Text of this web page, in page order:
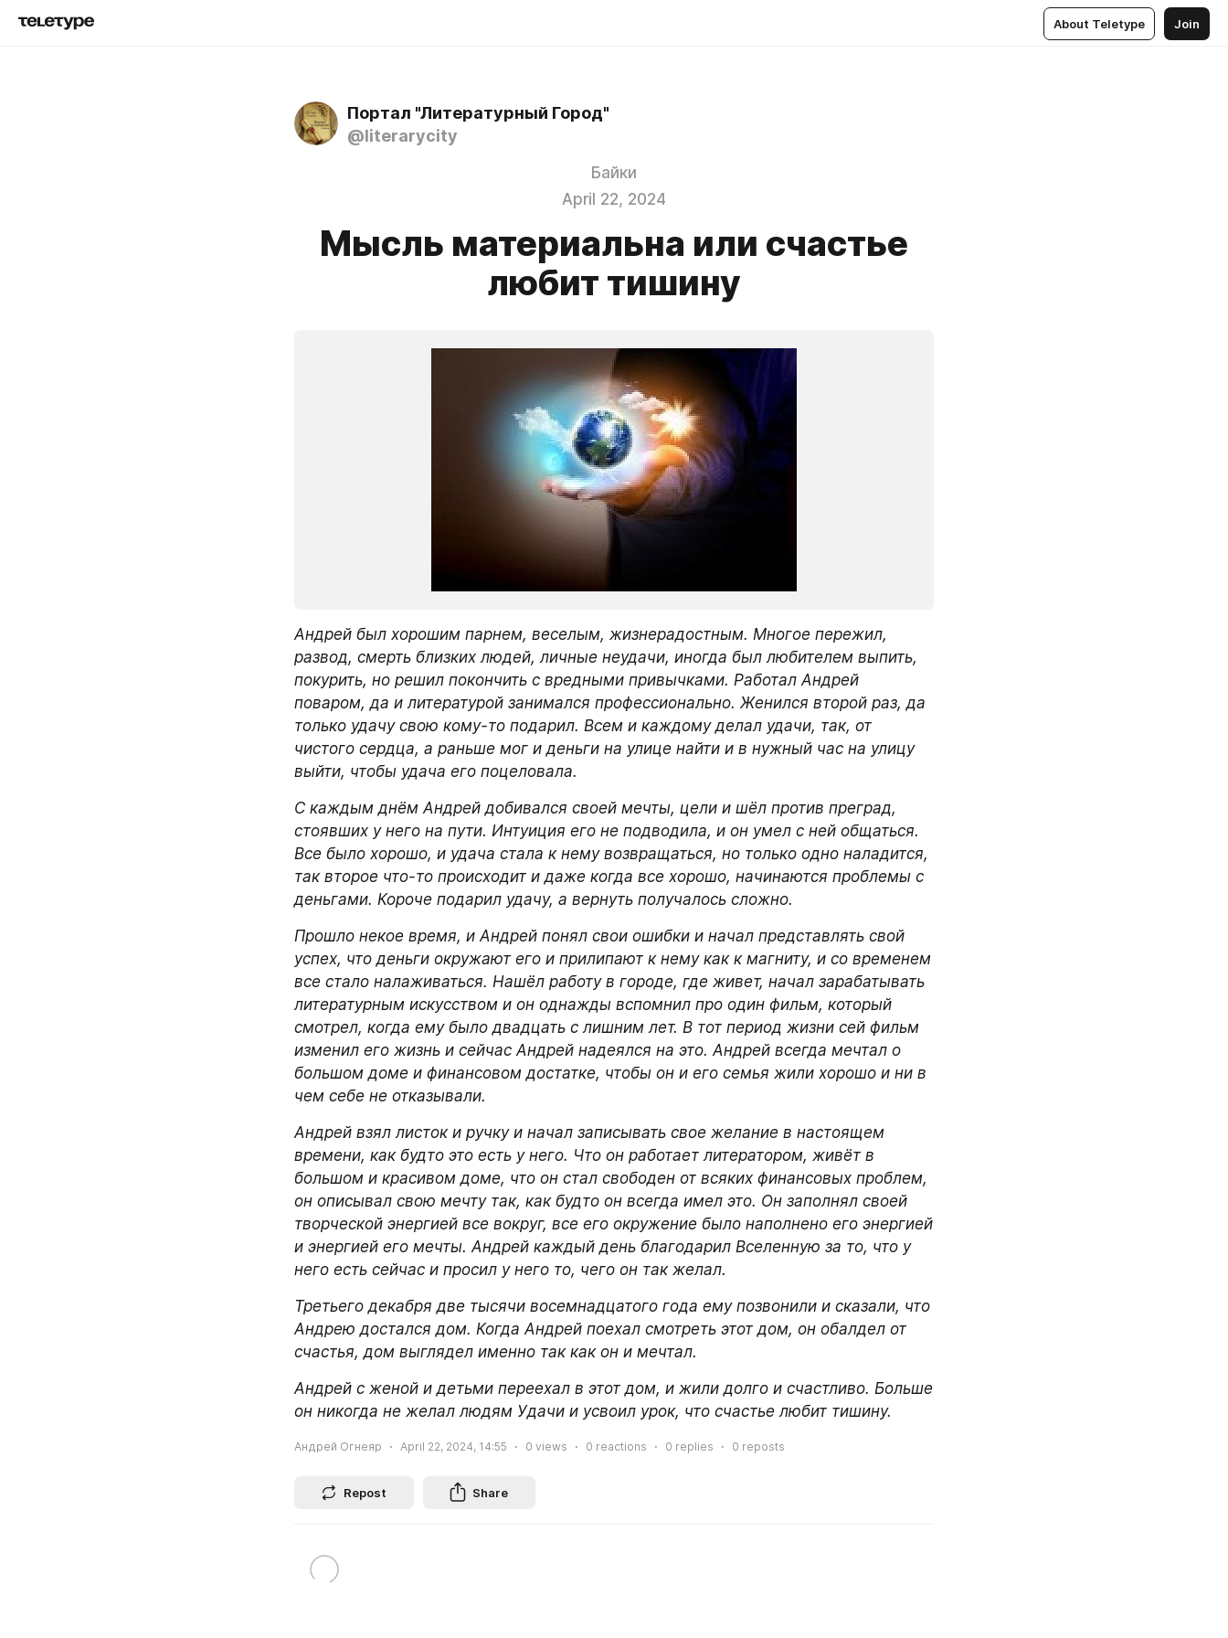
About Teletype Join
Портал "Литературный Город"
@literarycity
Байки
April 22, 2024
Мысль материальна или счастье
любит тишину
Андрей был хорошим парнем, веселым, жизнерадостным. Многое пережил,
развод, смерть близких людей, личные неудачи, иногда был любителем выпить,
покурить, но решил покончить с вредными привычками. Работал Андрей
поваром, да и литературой занимался профессионально. Женился второй раз, да
только удачу свою кому-то подарил. Всем и каждому делал удачи, так, от
чистого сердца, а раньше мог и деньги на улице найти и в нужный час на улицу
выйти, чтобы удача его поцеловала.
С каждым днём Андрей добивался своей мечты, цели и шёл против преград,
стоявших у него на пути. Интуиция его не подводила, и он умел с ней общаться.
Все было хорошо, и удача стала к нему возвращаться, но только одно наладится,
так второе что-то происходит и даже когда все хорошо, начинаются проблемы с
деньгами. Короче подарил удачу, а вернуть получалось сложно.
Прошло некое время, и Андрей понял свои ошибки и начал представлять свой
успех, что деньги окружают его и прилипают к нему как к магниту, и со временем
все стало налаживаться. Нашёл работу в городе, где живет, начал зарабатывать
литературным искусством и он однажды вспомнил про один фильм, который
смотрел, когда ему было двадцать с лишним лет. В тот период жизни сей фильм
изменил его жизнь и сейчас Андрей надеялся на это. Андрей всегда мечтал о
большом доме и финансовом достатке, чтобы он и его семья жили хорошо и ни в
чем себе не отказывали.
Андрей взял листок и ручку и начал записывать свое желание в настоящем
времени, как будто это есть у него. Что он работает литератором, живёт в
большом и красивом доме, что он стал свободен от всяких финансовых проблем,
он описывал свою мечту так, как будто он всегда имел это. Он заполнял своей
творческой энергией все вокруг, все его окружение было наполнено его энергией
и энергией его мечты. Андрей каждый день благодарил Вселенную за то, что у
него есть сейчас и просил у него то, чего он так желал.
Третьего декабря две тысячи восемнадцатого года ему позвонили и сказали, что
Андрею достался дом. Когда Андрей поехал смотреть этот дом, он обалдел от
счастья, дом выглядел именно так как он и мечтал.
Андрей с женой и детьми переехал в этот дом, и жили долго и счастливо. Больше
он никогда не желал людям Удачи и усвоил урок, что счастье любит тишину.
Андрей Огнеяр April 22, 2024, 14:55 0 views 0 reactions 0 replies 0 reposts
Repost Share